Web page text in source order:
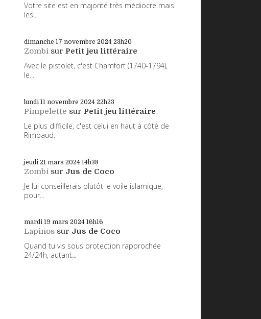
Votre site est en majorité très médiocre mais
les...
dimanche 17 novembre 2024 23h20
Zombi sur Petit jeu littéraire
Avec le pistolet, c'est Chamfort (1740-1794),
le...
lundi 11 novembre 2024 22h23
Pimpelette sur Petit jeu littéraire
Le plus difficile, c'est celui en haut à côté de
Rimbaud.
jeudi 21 mars 2024 14h38
Zombi sur Jus de Coco
Je lui conseillerais plutôt le voile islamique,
pour...
mardi 19 mars 2024 16h16
Lapinos sur Jus de Coco
Quand tu vis sous protection rapprochée
24/24h, autant...